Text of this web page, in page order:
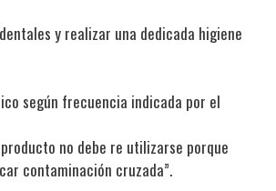
y realizar una dedicada higiene
según frecuencia indicada por el
no debe re utilizarse porque
contaminación cruzada”.